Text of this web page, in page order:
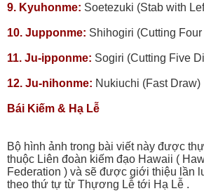
9. Kyuhonme: Soetezuki (Stab with
10. Jupponme: Shihogiri (Cutting
11. Ju-ipponme: Sogiri (Cutting Five
12. Ju-nihonme: Nukiuchi (Fast Draw)
Bái Kiếm & Hạ Lễ
Bộ hình ảnh trong bài viết này được
thuộc Liên đoàn kiếm đạo Hawaii (
Federation ) và sẽ được giới thiệu lần
theo thứ tự từ Thựơng Lễ tới Hạ Lễ .